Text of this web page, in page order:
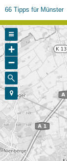
66 Tipps für Münster
+
−